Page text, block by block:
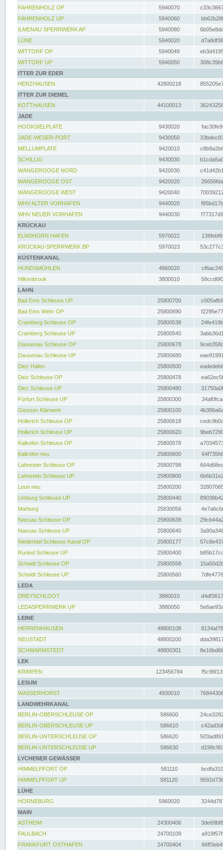
FAHRENHOLZ OP
5940070
FAHRENHOLZ UP
5940060
ILMENAU SPERRWERK AP
5940080
LÜNE
5940020
WITTORF OP
5940049
WITTORF UP
5940050
ITTER ZUR EDER
HERZHAUSEN
42800218
ITTER ZUR DIEMEL
KOTTHAUSEN
44100013
JADE
HOOKSIELPLATE
9430020
JADE-WESER-PORT
9430050
MELLUMPLATE
9420010
SCHILLIG
9430030
WANGEROOGE NORD
9420030
WANGEROOGE OST
9420020
WANGEROOGE WEST
9420040
WHV ALTER VORHAFEN
9440020
WHV NEUER VORHAFEN
9440030
KRÜCKAU
ELMSHORN HAFEN
5970022
KRÜCKAU-SPERRWERK BP
5970023
KÜSTENKANAL
HUNDSMÜHLEN
4960020
Hilkenbrook
3800010
LAHN
Bad Ems Schleuse UP
25800700
Bad Ems Wehr OP
25800690
Cramberg Schleuse OP
25800538
Cramberg Schleuse UP
25800540
Dausenau Schleuse OP
25800678
Dausenau Schleuse UP
25800680
Diez Hafen
25800500
Diez Schleuse OP
25800478
Diez Schleuse UP
25800480
Fürfurt Schleuse UP
25800300
Giessen Klärwerk
25800100
Hollerich Schleuse OP
25800618
Hollerich Schleuse UP
25800620
Kalkofen Schleuse OP
25800578
Kalkofen neu
25800600
Lahnstein Schleuse OP
25800798
Lahnstein Schleuse UP
25800800
Leun neu
25800200
Limburg Schleuse UP
25800440
Marburg
25830056
Nassau Schleuse OP
25800638
Nassau Schleuse UP
25800640
Niederbiel Schleuse Kanal OP
25800177
Runkel Schleuse UP
25800400
Scheidt Schleuse OP
25800558
Scheidt Schleuse UP
25800560
LEDA
DREYSCHLOOT
3880010
LEDASPERRWERK UP
3880050
LEINE
HERRENHAUSEN
48800108
NEUSTADT
48800200
SCHWARMSTEDT
48800301
LEK
KRIMPEN
123456784
LESUM
WASSERHORST
4930010
LANDWEHRKANAL
BERLIN-OBERSCHLEUSE OP
586600
BERLIN-OBERSCHLEUSE UP
586610
BERLIN-UNTERSCHLEUSE OP
586620
BERLIN-UNTERSCHLEUSE UP
586630
LYCHENER GEWÄSSER
HIMMELPFORT OP
581110
HIMMELPFORT UP
581120
LÜHE
HORNEBURG
5960020
MAIN
ASTHEIM
24300406
FAULBACH
24700109
FRANKFURT OSTHAFEN
24700404